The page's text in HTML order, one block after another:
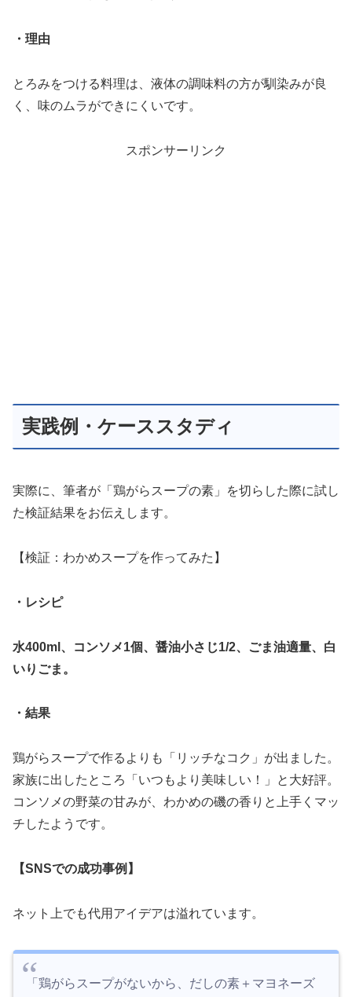
・理由
とろみをつける料理は、液体の調味料の方が馴染みが良
く、味のムラができにくいです。
スポンサーリンク
実践例・ケーススタディ
実際に、筆者が「鶏がらスープの素」を切らした際に試し
た検証結果をお伝えします。
【検証：わかめスープを作ってみた】
・レシピ
水400ml、コンソメ1個、醤油小さじ1/2、ごま油適量、白
いりごま。
・結果
鶏がらスープで作るよりも「リッチなコク」が出ました。
家族に出したところ「いつもより美味しい！」と大好評。
コンソメの野菜の甘みが、わかめの磯の香りと上手くマッ
チしたようです。
【SNSでの成功事例】
ネット上でも代用アイデアは溢れています。
「鶏がらスープがないから、だしの素＋マヨネーズ